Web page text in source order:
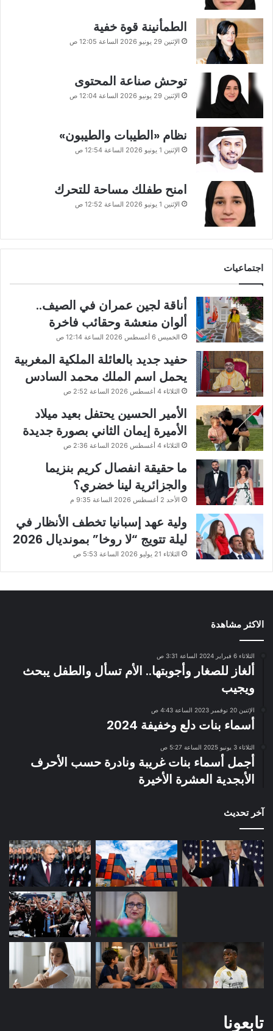
الطمأنينة قوة خفية
الإثنين 29 يونيو 2026 الساعة 12:05 ص
توحش صناعة المحتوى
الإثنين 29 يونيو 2026 الساعة 12:04 ص
نظام «الطيبات والطيبون»
الإثنين 1 يونيو 2026 الساعة 12:54 ص
امنح طفلك مساحة للتحرك
الإثنين 1 يونيو 2026 الساعة 12:52 ص
اجتماعيات
أناقة لجين عمران في الصيف..
ألوان منعشة وحقائب فاخرة
الخميس 6 أغسطس 2026 الساعة 12:14 ص
حفيد جديد بالعائلة الملكية المغربية
يحمل اسم الملك محمد السادس
الثلاثاء 4 أغسطس 2026 الساعة 2:52 ص
الأمير الحسين يحتفل بعيد ميلاد
الأميرة إيمان الثاني بصورة جديدة
الثلاثاء 4 أغسطس 2026 الساعة 2:36 ص
ما حقيقة انفصال كريم بنزيما
والجزائرية لينا خضري؟
الأحد 2 أغسطس 2026 الساعة 9:35 م
ولية عهد إسبانيا تخطف الأنظار في
ليلة تتويج “لا روخا” بمونديال 2026
الثلاثاء 21 يوليو 2026 الساعة 5:53 ص
الاكثر مشاهدة
الثلاثاء 6 فبراير 2024 الساعة 3:31 ص
ألغاز للصغار وأجوبتها.. الأم تسأل والطفل يبحث
ويجيب
الإثنين 20 نوفمبر 2023 الساعة 4:43 ص
أسماء بنات دلع وخفيفة 2024
الثلاثاء 3 يونيو 2025 الساعة 5:27 ص
أجمل أسماء بنات غريبة ونادرة حسب الأحرف
الأبجدية العشرة الأخيرة
آخر تحديث
تابعونا